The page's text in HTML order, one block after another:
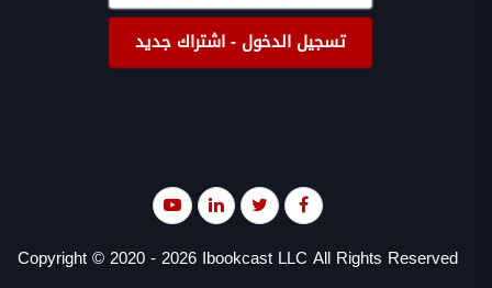
تسجيل الدخول - اشتراك جديد
Copyright © 2020 - 2026 Ibookcast LLC All Rights Reserved